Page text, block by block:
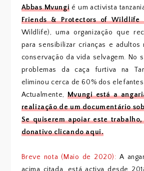
Abbas Mvungi é um activista
Friends & Protectors of Wildlife
Wildlife), uma organização que
para sensibilizar crianças e adultos
conservação da vida selvagem. No
problemas da caça furtiva na
eliminou cerca de 60% dos
Actualmente, Mvungi está a
realização de um documentário
Se quiserem apoiar este
donativo clicando aqui.
Breve nota (Maio de 2020): A